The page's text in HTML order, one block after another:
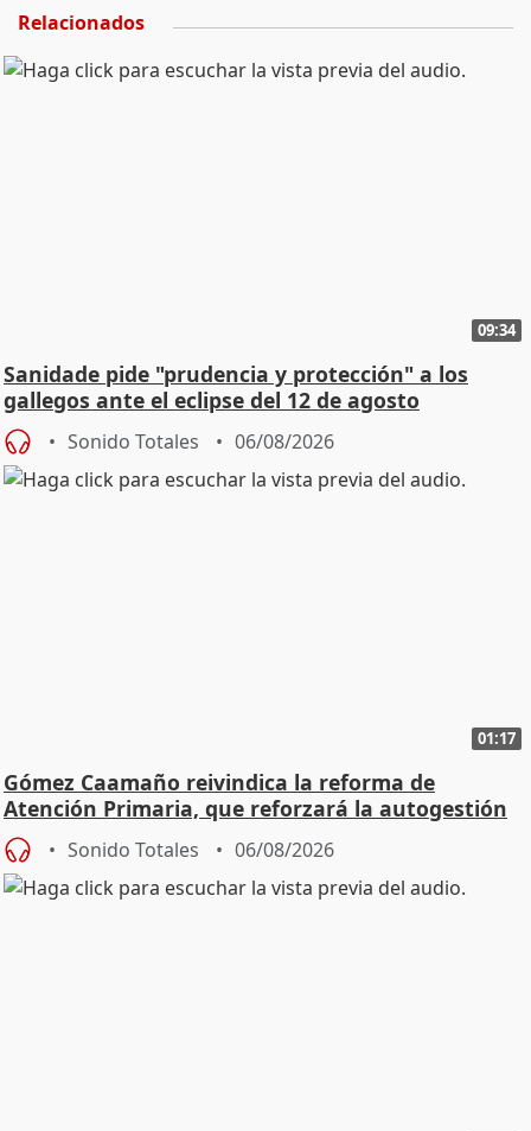
Relacionados
09:34
Sanidade pide "prudencia y protección" a los
gallegos ante el eclipse del 12 de agosto
Sonido Totales 06/08/2026
01:17
Gómez Caamaño reivindica la reforma de
Atención Primaria, que reforzará la autogestión
Sonido Totales 06/08/2026